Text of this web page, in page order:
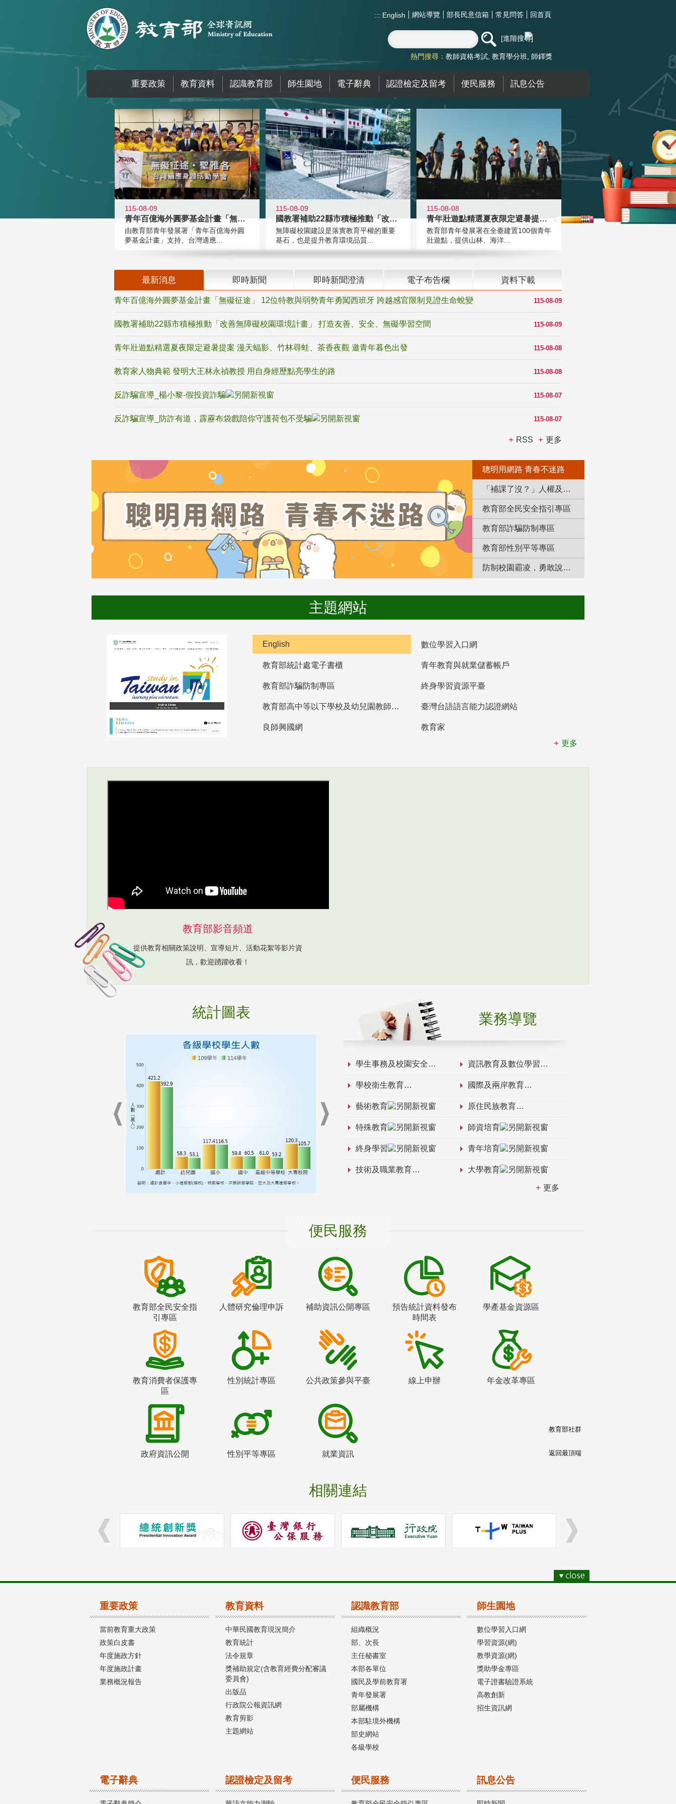
::: English 網站導覽 部長民意信箱 常見問答 回首頁
進階搜尋
熱門搜尋： 教師資格考試 教育學分班 師鐸獎
重要政策 教育資料 認識教育部 師生園地 電子辭典 認證檢定及留考 便民服務 訊息公告
:::
115-08-09
青年百億海外圓夢基金計畫「無礙征途
由教育部青年發展署「青年百億海外圓
夢基金計畫」支持、台灣適應...
115-08-09
國教署補助22縣市積極推動「改善無
無障礙校園建設是落實教育平權的重要
基石，也是提升教育環境品質...
115-08-08
青年壯遊點精選夏夜限定避暑提案 漫
教育部青年發展署在全臺建置100個青年
壯遊點，提供山林、海洋...
最新消息 即時新聞 即時新聞澄清 電子布告欄 資料下載
115-08-09
青年百億海外圓夢基金計畫「無礙征途」 12位特教與弱勢青年勇闖西班牙 跨越感官限制見證生命蛻變
115-08-09
國教署補助22縣市積極推動「改善無障礙校園環境計畫」 打造友善、安全、無礙學習空間
115-08-08
青年壯遊點精選夏夜限定避暑提案 漫天蝠影、竹林尋蛙、茶香夜觀 邀青年暮色出發
115-08-08
教育家人物典範 發明大王林永禎教授 用自身經歷點亮學生的路
115-08-07
反詐騙宣導_楊小黎-假投資詐騙
115-08-07
反詐騙宣導_防詐有道，霹靂布袋戲陪你守護荷包不受騙
RSS 更多
聰明用網路 青春不迷路
「補課了沒？」人權及轉型正義教育專區
教育部全民安全指引專區
教育部詐騙防制專區
教育部性別平等專區
防制校園霸凌，勇敢說出來！
主題網站
English 數位學習入口網
教育部統計處電子書櫃 青年教育與就業儲蓄帳戶
教育部詐騙防制專區 終身學習資源平臺
教育部高中等以下學校及幼兒園教師資格檢定考試 臺灣台語語言能力認證網站
良師興國網
教育家
更多
教育部影音頻道
提供教育相關政策說明、宣導短片、活動花絮等影片資
訊，歡迎踴躍收看！
統計圖表 業務導覽
學生事務及校園安全 資訊教育及數位學習
學校衛生教育 國際及兩岸教育
藝術教育 原住民族教育
特殊教育 師資培育
終身學習 青年培育
技術及職業教育 大學教育
更多
便民服務
教育部全民安全指
引專區
人體研究倫理申訴 補助資訊公開專區
預告統計資料發布
時間表
學產基金資源區
教育消費者保護專
區
性別統計專區 公共政策參與平臺 線上申辦 年金改革專區
政府資訊公開 性別平等專區 就業資訊
相關連結
教育部社群
返回最頂端
重要政策
當前教育重大政策
政策白皮書
年度施政方針
年度施政計畫
業務概況報告
教育資料
中華民國教育現況簡介
教育統計
法令規章
獎補助規定(含教育經費分配審議
委員會)
出版品
行政院公報資訊網
教育剪影
主題網站
認識教育部
組織概況
部、次長
主任秘書室
本部各單位
國民及學前教育署
青年發展署
部屬機構
本部駐境外機構
部史網站
各級學校
師生園地
數位學習入口網
學習資源(網)
教學資源(網)
獎助學金專區
電子證書驗證系統
高教創新
招生資訊網
電子辭典 認證檢定及留考 便民服務 訊息公告